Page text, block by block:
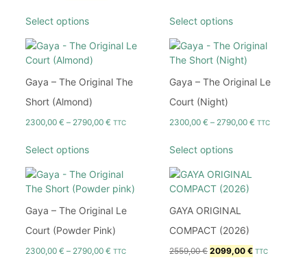
Select options Select options
Gaya – The Original The
Short (Almond)
2300,00€ – 2790,00€ TTC
Select options
Gaya – The Original Le
Court (Night)
2300,00€ – 2790,00€ TTC
Select options
Gaya – The Original Le
Court (Powder Pink)
2300,00€ – 2790,00€ TTC
GAYA ORIGINAL
COMPACT (2026)
2559,00€ 2099,00€ TTC